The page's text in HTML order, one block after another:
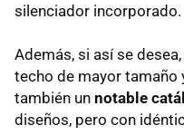
silenciador incorporado.
Además, si así se
techo de mayor tamaño
también un notable
diseños, pero con